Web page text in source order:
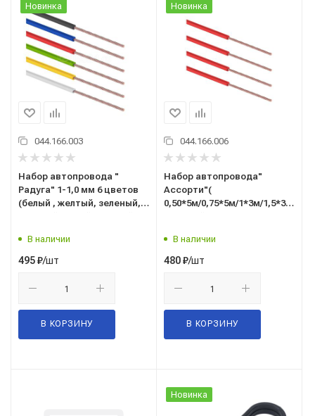
Новинка
044.166.003
Набор автопровода "
Радуга" 1-1,0 мм 6 цветов
(белый , желтый, зеленый,
В наличии
495₽/шт
В КОРЗИНУ
Новинка
044.166.006
Набор автопровода"
Ассорти"(
0,50*5м/0,75*5м/1*3м/1,5*3м/
В наличии
480₽/шт
В КОРЗИНУ
Новинка